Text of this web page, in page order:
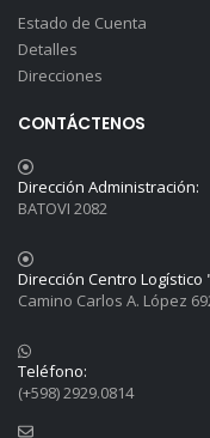
Estado de Cuenta
Detalles
Direcciones
CONTÁCTENOS
Dirección Administración:
BATOVI 2082
Dirección Centro Logístico
Camino Carlos A. López
Teléfono:
(+598) 2929.0814